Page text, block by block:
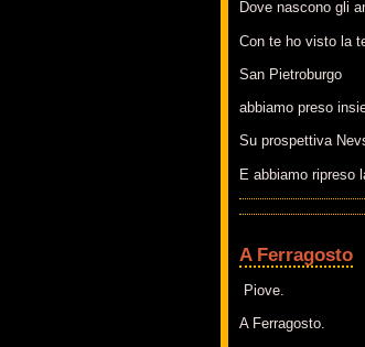
Dove nascono gli
Con te ho visto la
San Pietroburgo
abbiamo preso
Su prospettiva
E abbiamo ripreso
A Ferragosto
Piove.
A Ferragosto.